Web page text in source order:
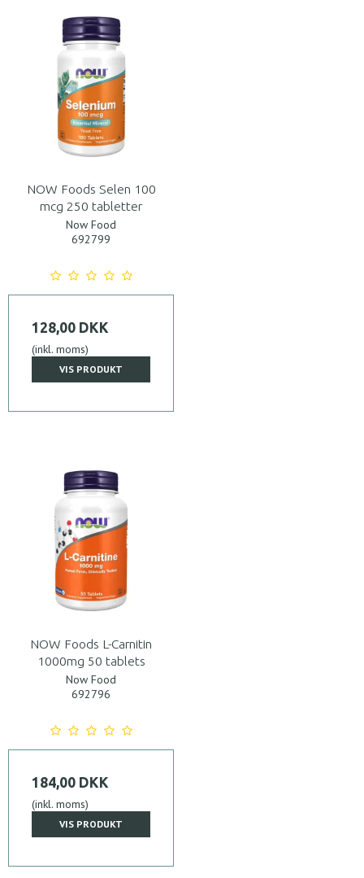
NOW Foods Selen 100
mcg 250 tabletter
Now Food
692799
128,00 DKK
(inkl. moms)
VIS PRODUKT
NOW Foods L-Carnitin
1000mg 50 tablets
Now Food
692796
184,00 DKK
(inkl. moms)
VIS PRODUKT